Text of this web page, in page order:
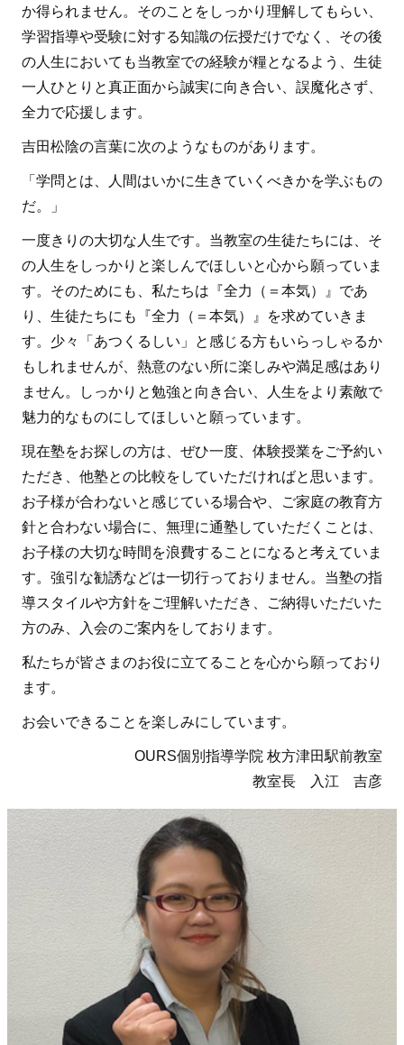
か得られません。そのことをしっかり理解してもらい、
学習指導や受験に対する知識の伝授だけでなく、その後
の人生においても当教室での経験が糧となるよう、生徒
一人ひとりと真正面から誠実に向き合い、誤魔化さず、
全力で応援します。
吉田松陰の言葉に次のようなものがあります。
「学問とは、人間はいかに生きていくべきかを学ぶもの
だ。」
一度きりの大切な人生です。当教室の生徒たちには、そ
の人生をしっかりと楽しんでほしいと心から願っていま
す。そのためにも、私たちは『全力（＝本気）』であ
り、生徒たちにも『全力（＝本気）』を求めていきま
す。少々「あつくるしい」と感じる方もいらっしゃるか
もしれませんが、熱意のない所に楽しみや満足感はあり
ません。しっかりと勉強と向き合い、人生をより素敵で
魅力的なものにしてほしいと願っています。
現在塾をお探しの方は、ぜひ一度、体験授業をご予約い
ただき、他塾との比較をしていただければと思います。
お子様が合わないと感じている場合や、ご家庭の教育方
針と合わない場合に、無理に通塾していただくことは、
お子様の大切な時間を浪費することになると考えていま
す。強引な勧誘などは一切行っておりません。当塾の指
導スタイルや方針をご理解いただき、ご納得いただいた
方のみ、入会のご案内をしております。
私たちが皆さまのお役に立てることを心から願っており
ます。
お会いできることを楽しみにしています。
OURS個別指導学院 枚方津田駅前教室
教室長 入江 吉彦